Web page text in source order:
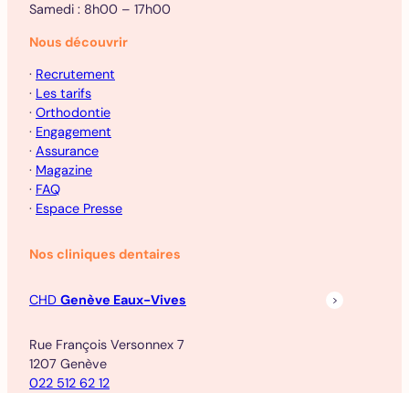
Samedi : 8h00 – 17h00
Nous découvrir
· Recrutement
· Les tarifs
· Orthodontie
· Engagement
· Assurance
· Magazine
· FAQ
· Espace Presse
Nos cliniques dentaires
CHD Genève Eaux-Vives
Rue François Versonnex 7
1207 Genève
022 512 62 12